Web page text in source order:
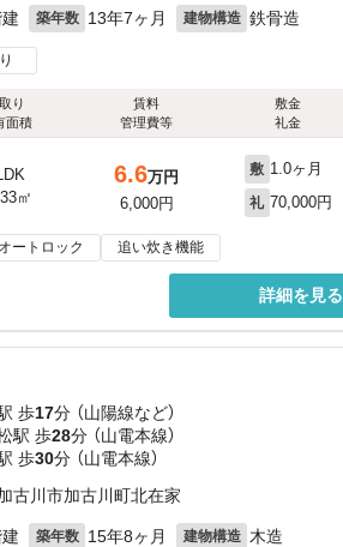
築年数 13年7ヶ月 建物構造 鉄骨造
り
面積
賃料
管理費等
敷金
礼金
㎡
6.6万円
6,000円
敷 1.0ヶ月
礼 70,000円
オートロック 追い炊き機能
詳細を見る
歩17分 （山陽線など）
駅 歩28分 （山電本線）
歩30分 （山電本線）
古川市加古川町北在家
築年数 15年8ヶ月 建物構造 木造